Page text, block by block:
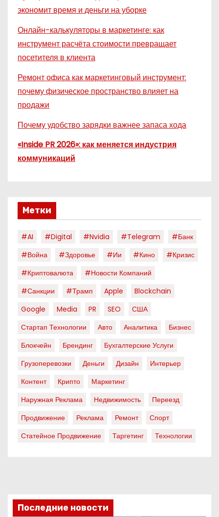
экономит время и деньги на уборке
Онлайн-калькуляторы в маркетинге: как
инструмент расчёта стоимости превращает
посетителя в клиента
Ремонт офиса как маркетинговый инструмент:
почему физическое пространство влияет на
продажи
Почему удобство зарядки важнее запаса хода
«Inside PR 2026»: как меняется индустрия
коммуникаций
Метки
#AI #digital #nvidia #telegram
#банк
#война
#здоровье #ии #кино
#кризис
#криптовалюта
#новости Компаний
#санкции
#трамп Apple
Blockchain
Google
Media PR SEO
США
Стартап Технологии
Авто Аналитика
Бизнес
Блокчейн
Брендинг
Бухгалтерские Услуги
Грузоперевозки
Деньги Дизайн
Интерьер
Контент
Крипто
Маркетинг
Наружная Реклама
Недвижимость
Переезд
Продвижение
Реклама Ремонт
Спорт
Статейное Продвижение
Таргетинг Технологии
Последние новости